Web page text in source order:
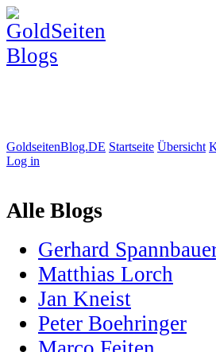
GoldseitenBlog.DE Startseite Übersicht
Log in
Alle Blogs
Gerhard
Matthias Lorch
Jan Kneist
Peter Boehringer